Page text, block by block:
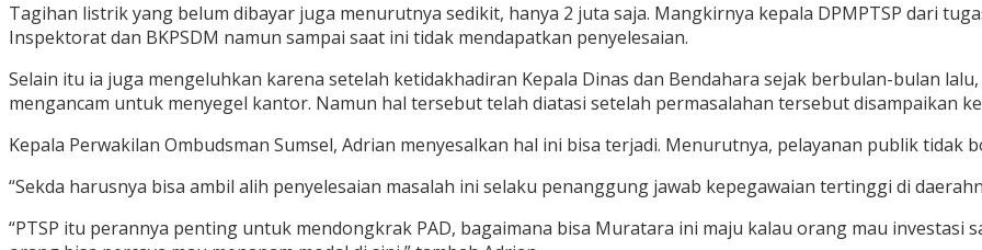
Tagihan listrik yang belum dibayar juga menurutnya sedikit, hanya 2 juta saja. Mangkirnya kepala DPMPTSP dari
Inspektorat dan BKPSDM namun sampai saat ini tidak mendapatkan penyelesaian.
Selain itu ia juga mengeluhkan karena setelah ketidakhadiran Kepala Dinas dan Bendahara sejak berbulan-bulan
mengancam untuk menyegel kantor. Namun hal tersebut telah diatasi setelah permasalahan tersebut disampaikan
Kepala Perwakilan Ombudsman Sumsel, Adrian menyesalkan hal ini bisa terjadi. Menurutnya, pelayanan publik tidak
“Sekda harusnya bisa ambil alih penyelesaian masalah ini selaku penanggung jawab kepegawaian tertinggi di
“PTSP itu perannya penting untuk mendongkrak PAD, bagaimana bisa Muratara ini maju kalau orang mau investasi